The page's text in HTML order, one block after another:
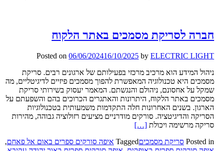
חברה לסריקת מסמכים באתר הלקוח
Posted on 06/06/202416/10/2025 by ELECTRIC LIGHT
ניהול המידע הוא מרכיב מרכזי בפעילותם של ארגונים רבים. סריקת
מסמכים היא טכנולוגיה המאפשרת להפוך מסמכים פיזיים לדיגיטליים, מה
שמקל על אחסונם, ניהולם והנגשתם. המאמר יעסוק בשירותי סריקת
מסמכים באתר הלקוח, היתרונות והאתגרים הכרוכים בהם והשפעתם על
הארגון. בשנים האחרונות חלה התקדמות משמעותית בטכנולוגיות
הסריקה והדיגיטציה. סורקים מודרניים מציעים רזולוציה גבוהה, מהירות
סריקה מרשימה ויכולת Read
about
[…]
Posted in סריקת מסמכיםTagged איפה סורקים ספרים באום אל פאחם,